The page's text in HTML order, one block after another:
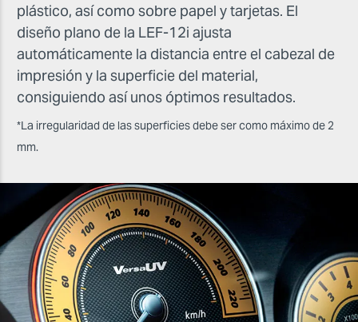
plástico, así como sobre papel y tarjetas. El
diseño plano de la LEF-12i ajusta
automáticamente la distancia entre el cabezal de
impresión y la superficie del material,
consiguiendo así unos óptimos resultados.
*La irregularidad de las superficies debe ser como máximo de 2
mm.